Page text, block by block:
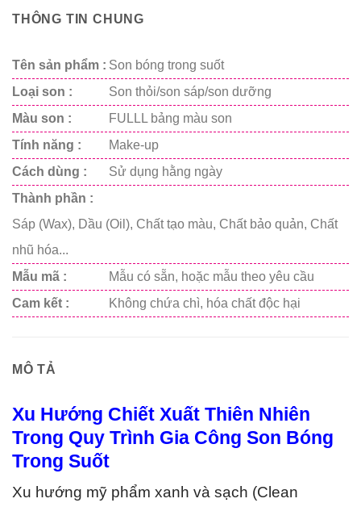
THÔNG TIN CHUNG
Tên sản phẩm : Son bóng trong suốt
Loại son :
Son thỏi/son sáp/son dưỡng
Màu son :
FULLL bảng màu son
Tính năng :
Make-up
Cách dùng :
Sử dụng hằng ngày
Thành phần :
Sáp (Wax), Dầu (Oil), Chất tạo màu, Chất bảo quản, Chất
nhũ hóa...
Mẫu mã :
Mẫu có sẵn, hoặc mẫu theo yêu cầu
Cam kết :
Không chứa chì, hóa chất độc hại
MÔ TẢ
Xu Hướng Chiết Xuất Thiên Nhiên
Trong Quy Trình Gia Công Son Bóng
Trong Suốt
Xu hướng mỹ phẩm xanh và sạch (Clean